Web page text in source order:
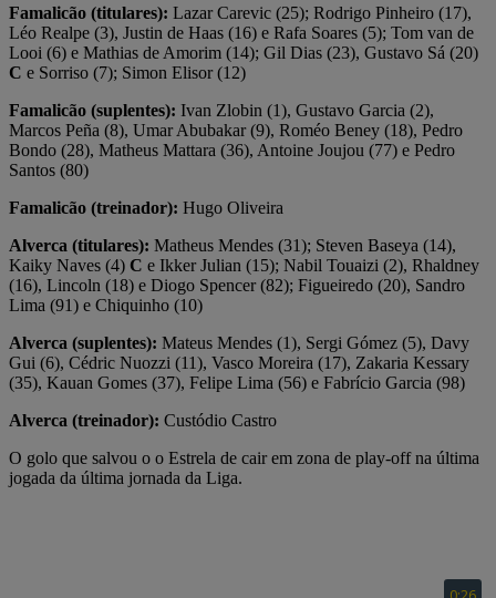
Famalicão (titulares): Lazar Carevic (25); Rodrigo Pinheiro (17),
Léo Realpe (3), Justin de Haas (16) e Rafa Soares (5); Tom van de
Looi (6) e Mathias de Amorim (14); Gil Dias (23), Gustavo Sá (20)
C e Sorriso (7); Simon Elisor (12)
Famalicão (suplentes): Ivan Zlobin (1), Gustavo Garcia (2),
Marcos Peña (8), Umar Abubakar (9), Roméo Beney (18), Pedro
Bondo (28), Matheus Mattara (36), Antoine Joujou (77) e Pedro
Santos (80)
Famalicão (treinador): Hugo Oliveira
Alverca (titulares): Matheus Mendes (31); Steven Baseya (14),
Kaiky Naves (4) C e Ikker Julian (15); Nabil Touaizi (2), Rhaldney
(16), Lincoln (18) e Diogo Spencer (82); Figueiredo (20), Sandro
Lima (91) e Chiquinho (10)
Alverca (suplentes): Mateus Mendes (1), Sergi Gómez (5), Davy
Gui (6), Cédric Nuozzi (11), Vasco Moreira (17), Zakaria Kessary
(35), Kauan Gomes (37), Felipe Lima (56) e Fabrício Garcia (98)
Alverca (treinador): Custódio Castro
O golo que salvou o o Estrela de cair em zona de play-off na última
jogada da última jornada da Liga.